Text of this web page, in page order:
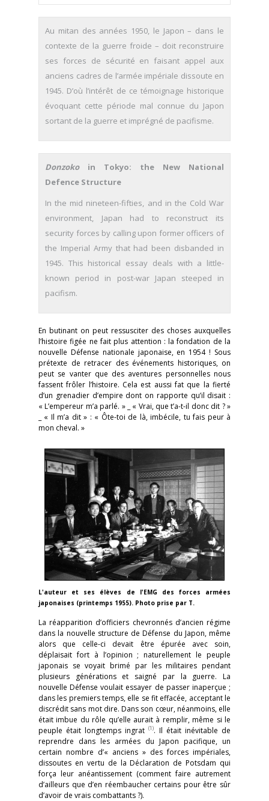
Au mitan des années 1950, le Japon – dans le
contexte de la guerre froide – doit reconstruire
ses forces de sécurité en faisant appel aux
anciens cadres de l’armée impériale dissoute en
1945. D’où l’intérêt de ce témoignage historique
évoquant cette période mal connue du Japon
sortant de la guerre et imprégné de pacifisme.
Donzokoin Tokyo: the New National
Defence Structure
In the mid nineteen-fifties, and in the Cold War
environment, Japan had to reconstruct its
security forces by calling upon former officers of
the Imperial Army that had been disbanded in
1945. This historical essay deals with a little-
known period in post-war Japan steeped in
pacifism.
En butinant on peut ressusciter des choses auxquelles
l’histoire figée ne fait plus attention : la fondation de la
nouvelle Défense nationale japonaise, en 1954 ! Sous
prétexte de retracer des événements historiques, on
peut se vanter que des aventures personnelles nous
fassent frôler l’histoire. Cela est aussi fat que la fierté
d’un grenadier d’empire dont on rapporte qu’il disait :
« L’empereur m’a parlé. » _ « Vrai, que t’a-t-il donc dit ? »
_ « Il m’a dit » : « Ôte-toi de là, imbécile, tu fais peur à
mon cheval. »
L'auteur et ses élèves de l'EMG des forces armées
japonaises (printemps 1955). Photo prise par T.
La réapparition d’officiers chevronnés d’ancien régime
dans la nouvelle structure de Défense du Japon, même
alors que celle-ci devait être épurée avec soin,
déplaisait fort à l’opinion ; naturellement le peuple
japonais se voyait brimé par les militaires pendant
plusieurs générations et saigné par la guerre. La
nouvelle Défense voulait essayer de passer inaperçue ;
dans les premiers temps, elle se fit effacée, acceptant le
discrédit sans mot dire. Dans son cœur, néanmoins, elle
était imbue du rôle qu’elle aurait à remplir, même si le
peuple était longtemps ingrat (1). Il était inévitable de
reprendre dans les armées du Japon pacifique, un
certain nombre d’« anciens » des forces impériales,
dissoutes en vertu de la Déclaration de Potsdam qui
força leur anéantissement (comment faire autrement
d’ailleurs que d’en réembaucher certains pour être sûr
d’avoir de vrais combattants ?).